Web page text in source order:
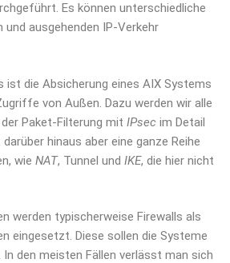
Es können unterschiedliche
und ausgehenden IP-Verkehr
ist die Absicherung eines AIX Systems
von Außen. Dazu werden wir alle
Paket-Filterung mit IPsec im Detail
hinaus aber eine ganze Reihe
wie NAT, Tunnel und IKE, die hier nicht
werden typischerweise Firewalls als
eingesetzt. Diese sollen die Systeme
den meisten Fällen verlässt man sich